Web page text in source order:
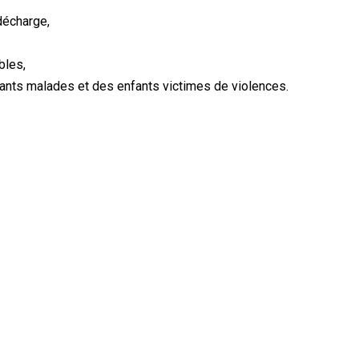
malades et des enfants victimes de violences.